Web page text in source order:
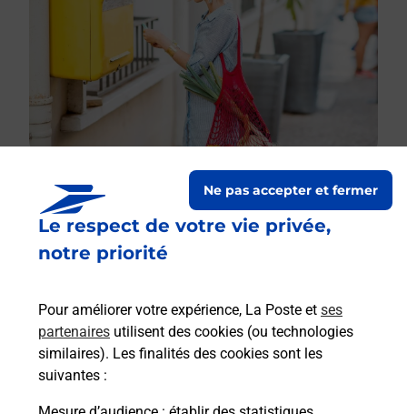
Le respect de votre vie privée,
notre priorité
Pour améliorer votre expérience, La Poste et ses
partenaires utilisent des cookies (ou technologies
similaires). Les finalités des cookies sont les
suivantes :
Ne pas accepter et fermer
Boîte aux lettres La Poste
1985 Route Henri Iv
24560 Colombier
Le lien s'ouvre dans un nouvel onglet